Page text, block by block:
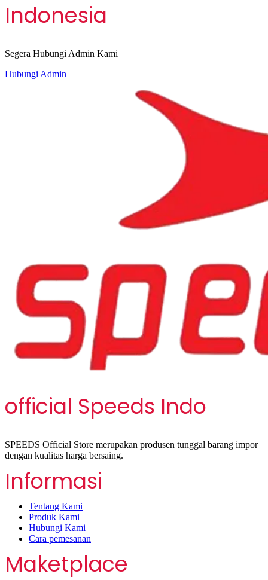
Indonesia
Segera Hubungi Admin Kami
Hubungi Admin
official Speeds Indo
SPEEDS Official Store merupakan produsen tunggal barang impor
dengan kualitas harga bersaing.
Informasi
Tentang Kami
Produk Kami
Hubungi Kami
Cara pemesanan
Maketplace